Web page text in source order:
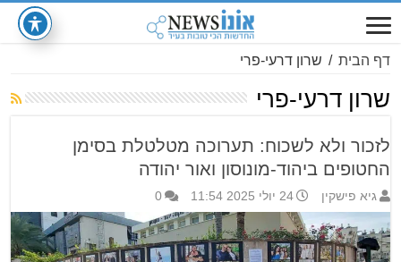
דף הבית / שרון דרעי-פרי
שרון דרעי-פרי
לזכור ולא לשכוח: תערוכה מטלטלת בסימן
החטופים ביהוד-מונוסון ואור יהודה
גיא פישקין 24 יולי 2025 11:54 0